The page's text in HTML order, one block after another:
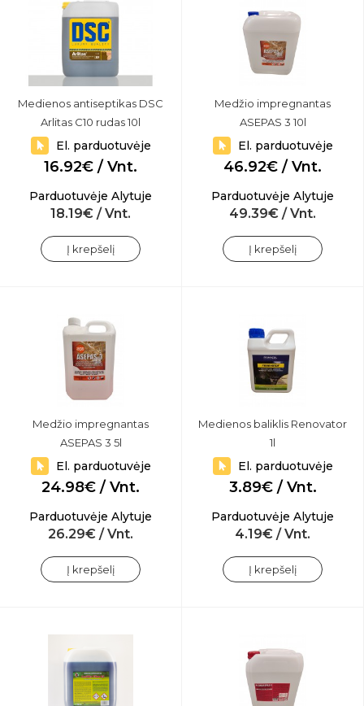
Medienos antiseptikas DSC
Arlitas C10 rudas 10l
El. parduotuvėje
16.92€ / Vnt.
Parduotuvėje Alytuje
18.19€ / Vnt.
Į krepšelį
Medžio impregnantas
ASEPAS 3 10l
El. parduotuvėje
46.92€ / Vnt.
Parduotuvėje Alytuje
49.39€ / Vnt.
Į krepšelį
Medžio impregnantas
ASEPAS 3 5l
El. parduotuvėje
24.98€ / Vnt.
Parduotuvėje Alytuje
26.29€ / Vnt.
Į krepšelį
Medienos baliklis Renovator
1l
El. parduotuvėje
3.89€ / Vnt.
Parduotuvėje Alytuje
4.19€ / Vnt.
Į krepšelį